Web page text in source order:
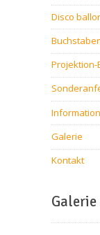
Disco
Projektion-
Information
Galerie
Kontakt
Galerie